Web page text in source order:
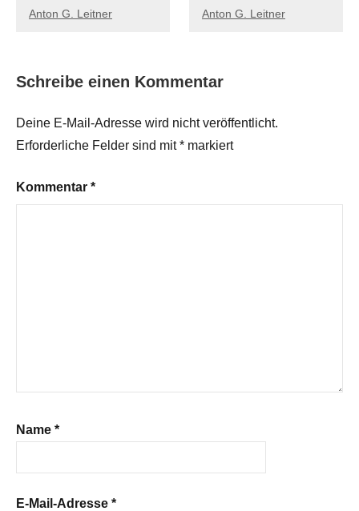
Anton G. Leitner
Anton G. Leitner
Schreibe einen Kommentar
Deine E-Mail-Adresse wird nicht veröffentlicht.
Erforderliche Felder sind mit* markiert
Kommentar *
Name *
E-Mail-Adresse *